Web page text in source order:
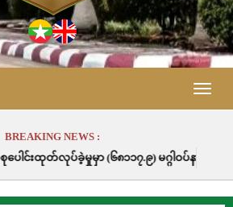
Toggle
BREAKING NEWS :
၈၁၁၇.၉) မဂ္ဂါဝပ်နာရီဖြစ်ပါသည်။